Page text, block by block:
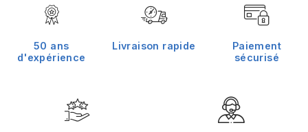
50 ans
d'expérience
Livraison rapide
Paiement
sécurisé